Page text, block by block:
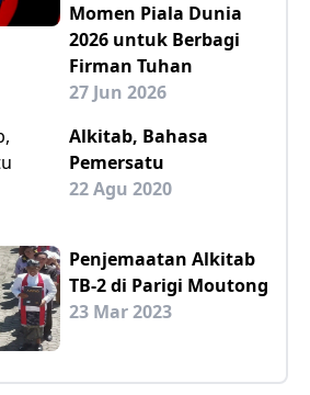
Momen Piala Dunia
2026 untuk Berbagi
Firman Tuhan
27 Jun 2026
Alkitab, Bahasa
Pemersatu
22 Agu 2020
Penjemaatan Alkitab
TB-2 di Parigi Moutong
23 Mar 2023